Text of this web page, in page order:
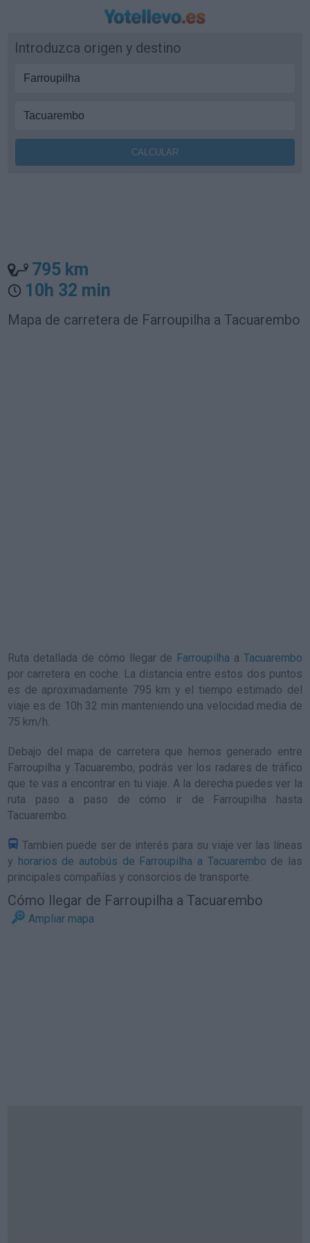
Introduzca origen y destino
795 km
10h 32 min
Mapa de carretera de Farroupilha a Tacuarembo
Ruta detallada de cómo llegar de Farroupilha a Tacuarembo
por carretera en coche. La distancia entre estos dos puntos
es de aproximadamente 795 km y el tiempo estimado del
viaje es de 10h 32 min manteniendo una velocidad media de
75 km/h.
Debajo del mapa de carretera que hemos generado entre
Farroupilha y Tacuarembo, podrás ver los radares de tráfico
que te vas a encontrar en tu viaje. A la derecha puedes ver la
ruta paso a paso de cómo ir de Farroupilha hasta
Tacuarembo.
Tambien puede ser de interés para su viaje ver las líneas
y horarios de autobús de Farroupilha a Tacuarembo de las
principales compañías y consorcios de transporte.
Cómo llegar de Farroupilha a Tacuarembo
Ampliar mapa